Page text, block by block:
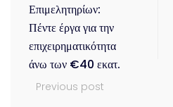
Επιμελητηρίων:
Πέντε έργα για την
επιχειρηματικότητα
άνω των €40 εκατ.
Previous post